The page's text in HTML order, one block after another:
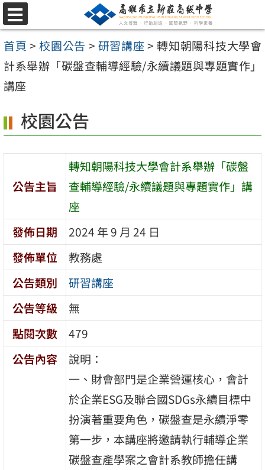
跳
至
主
要
內
區
選
單
首頁 > 校園公告 > 研習講座 > 轉知朝陽科技大學會
計系舉辦「碳盤查輔導經驗/永續議題與專題實作」
講座
校園公告
公告主旨
轉知朝陽科技大學會計系舉辦「碳盤
查輔導經驗/永續議題與專題實作」講
座
發佈日期
2024 年 9 月 24 日
發佈單位
教務處
公告類別
研習講座
公告等級
無
點閱次數
479
公告內容
說明：
一、財會部門是企業營運核心，會計
於企業ESG及聯合國SDGs永續目標中
扮演著重要角色，碳盤查是永續淨零
第一步，本講座將邀請執行輔導企業
碳盤查產學案之會計系教師擔任講